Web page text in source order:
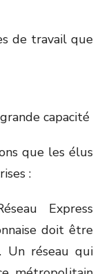
de travail que
capacité
que les élus
:
Express
doit être
Un réseau qui